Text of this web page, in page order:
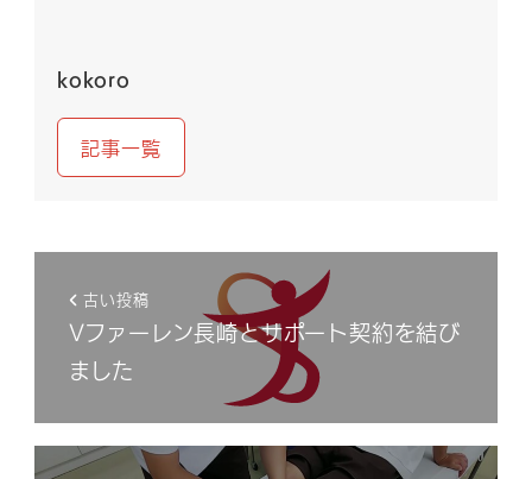
kokoro
記事一覧
古い投稿
Vファーレン長崎とサポート契約を結び
ました